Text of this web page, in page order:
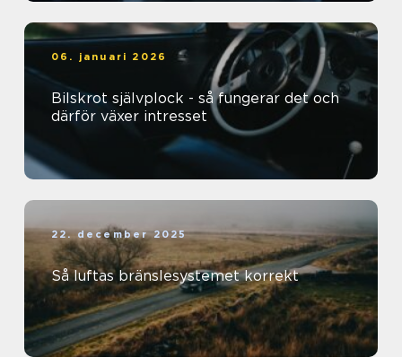
06. januari 2026
Bilskrot självplock - så fungerar det och
därför växer intresset
22. december 2025
Så luftas bränslesystemet korrekt